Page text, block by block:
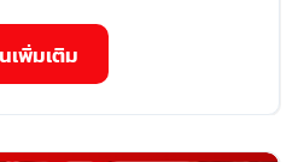
เพิ่มเติม